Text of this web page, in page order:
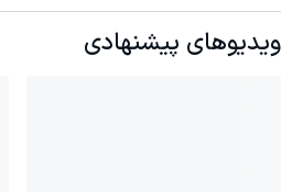
ویدیوهای پیشنهادی